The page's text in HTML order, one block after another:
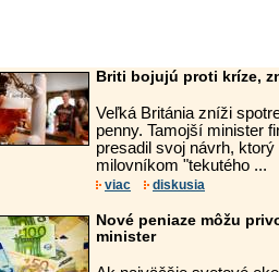
Briti bojujú proti kríze,
Veľká Británia zníži
penny. Tamojší minister
presadil svoj návrh,
milovníkom "tekutého ...
viac diskusia
Nové peniaze môžu
minister